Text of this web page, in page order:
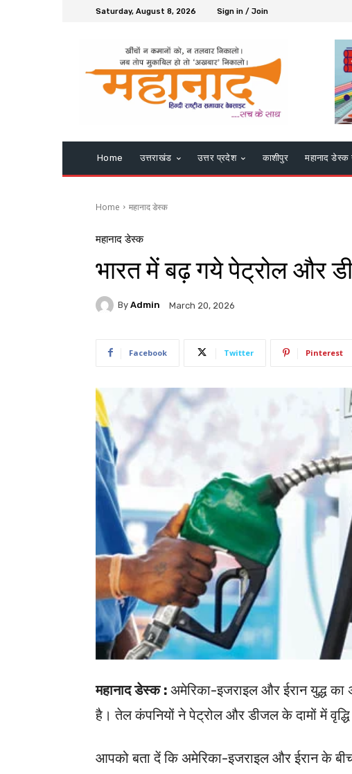
Saturday, August 8, 2026 Sign in / Join
Home उत्तराखंड उत्तर प्रदेश काशीपुर महानाद डेस्क
Home महानाद डेस्क
महानाद डेस्क
भारत में बढ़ गये पेट्रोल और
By Admin March 20, 2026
Facebook Twitter Pinterest
महानाद डेस्क : अमेरिका-इजराइल और ईरान युद्ध
है। तेल कंपनियों ने पेट्रोल और डीजल के दामों में
आपको बता दें कि अमेरिका-इजराइल और ईरान के